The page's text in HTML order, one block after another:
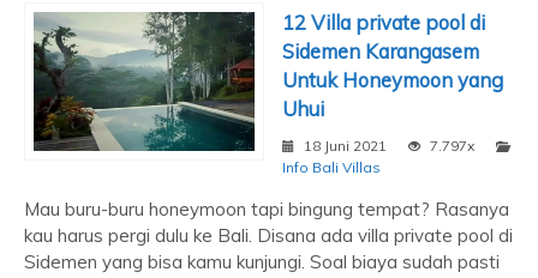
12 Villa private pool di
Sidemen Karangasem
Untuk Honeymoon yang
Uhui
18 Juni 2021
7.797x
Info Bali Villas
Mau buru-buru honeymoon tapi bingung tempat? Rasanya
kau harus pergi dulu ke Bali. Disana ada villa private pool di
Sidemen yang bisa kamu kunjungi. Soal biaya sudah pasti